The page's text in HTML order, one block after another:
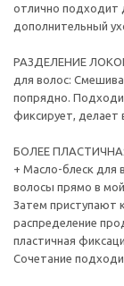
отлично подходит
дополнительный
РАЗДЕЛЕНИЕ
для волос:
попрядно.
фиксирует, делает
БОЛЕЕ
+ Масло-блеск для
волосы прямо в
Затем приступают
распределение
пластичная
Сочетание